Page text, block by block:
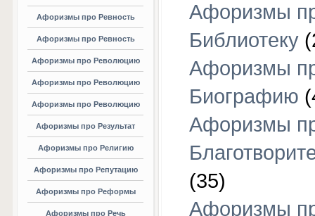
Афоризмы про Ревность
Афоризмы про Ревность
Афоризмы про Революцию
Афоризмы про Революцию
Афоризмы про Революцию
Афоризмы про Результат
Афоризмы про Религию
Афоризмы про Репутацию
Афоризмы про Реформы
Афоризмы про Речь
Афоризмы
Библиотеку
Афоризмы
Биографию
Афоризмы
(35)
Афоризмы